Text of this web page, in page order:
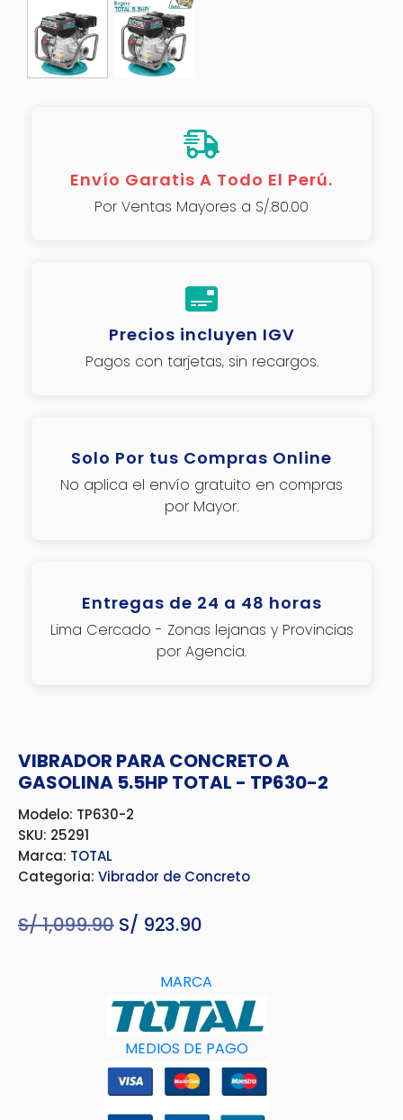
Envío Garatis A Todo El Perú.
Por Ventas Mayores a S/.80.00
Precios incluyen IGV
Pagos con tarjetas, sin recargos.
Solo Por tus Compras Online
No aplica el envío gratuito en compras
por Mayor.
Entregas de 24 a 48 horas
Lima Cercado - Zonas lejanas y Provincias
por Agencia.
VIBRADOR PARA CONCRETO A
GASOLINA 5.5HP TOTAL - TP630-2
Modelo: TP630-2
SKU: 25291
Marca: TOTAL
Categoria: Vibrador de Concreto
S/1,099.90 El
original
era:
S/ 1,099.90.
S/ 923.90
actual
es:
S/ 923.90.
MARCA
MEDIOS DE PAGO